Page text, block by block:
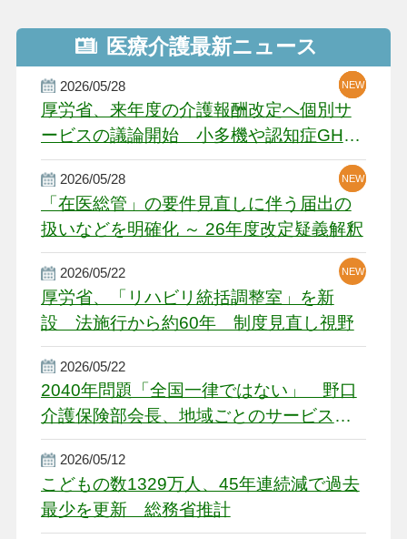
医療介護最新ニュース
2026/05/28
厚労省、来年度の介護報酬改定へ個別サ
ービスの議論開始 小多機や認知症GH、
厳しい経営環境に危機感
NEW
NEW
NEW
2026/05/28
「在医総管」の要件見直しに伴う届出の
扱いなどを明確化 ～ 26年度改定疑義解釈
NEW
NEW
2026/05/22
厚労省、「リハビリ統括調整室」を新
設 法施行から約60年 制度見直し視野
NEW
2026/05/22
2040年問題「全国一律ではない」 野口
介護保険部会長、地域ごとのサービス基
盤整備を促す
2026/05/12
こどもの数1329万人、45年連続減で過去
最少を更新 総務省推計